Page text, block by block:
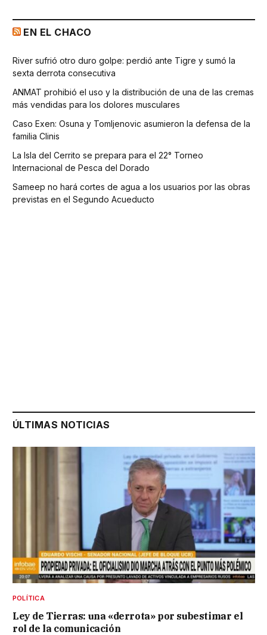
EN EL CHACO
River sufrió otro duro golpe: perdió ante Tigre y sumó la
sexta derrota consecutiva
ANMAT prohibió el uso y la distribución de una de las cremas
más vendidas para los dolores musculares
Caso Exen: Osuna y Tomljenovic asumieron la defensa de la
familia Clinis
La Isla del Cerrito se prepara para el 22° Torneo
Internacional de Pesca del Dorado
Sameep no hará cortes de agua a los usuarios por las obras
previstas en el Segundo Acueducto
ÚLTIMAS NOTICIAS
POLÍTICA
Ley de Tierras: una «derrota» por subestimar el
rol de la comunicación